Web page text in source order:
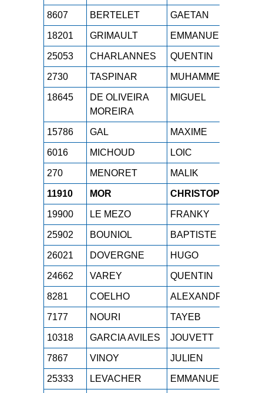
8607 BERTELET GAETAN
18201 GRIMAULT EMMANUELLE
25053 CHARLANNES QUENTIN
2730 TASPINAR MUHAMMED
18645
DE OLIVEIRA
MOREIRA
MIGUEL
15786 GAL MAXIME
6016 MICHOUD LOIC
270 MENORET MALIK
11910 MOR CHRISTOPHE
19900 LE MEZO FRANKY
25902 BOUNIOL BAPTISTE
26021 DOVERGNE HUGO
24662 VAREY QUENTIN
8281 COELHO ALEXANDRE
7177 NOURI TAYEB
10318 GARCIA AVILES JOUVETT
7867 VINOY JULIEN
25333 LEVACHER EMMANUEL